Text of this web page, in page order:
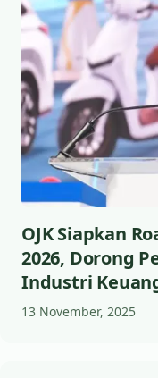
OJK Siapkan
2026, Dorong
Industri
13 November, 2025